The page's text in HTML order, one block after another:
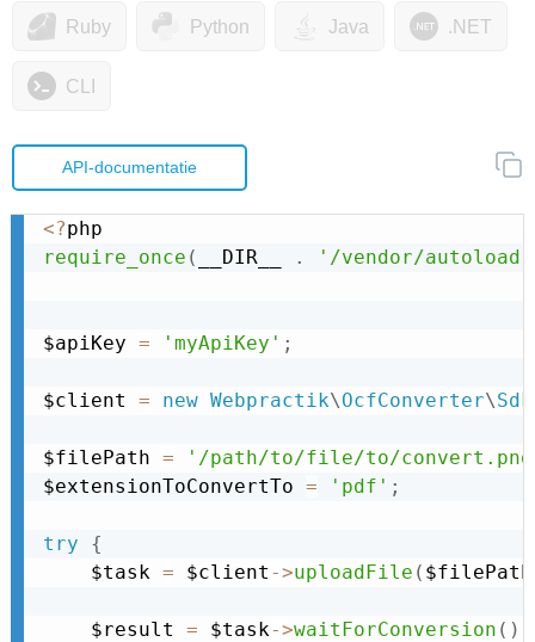
Ruby Python Java .NET
CLI
API-documentatie
<?
require_once ( __DIR__ . '/vendor/
$apiKey = 'myApiKey' ;
$client = new Webpractik\OcfConverter\Sdk
$filePath =
'/path/to/file/to/
$extensionToConvertTo = 'pdf' ;
try
{
    $task
= $client ->uploadFile ( $filePath
    $result
= $task->waitForConversion ( )